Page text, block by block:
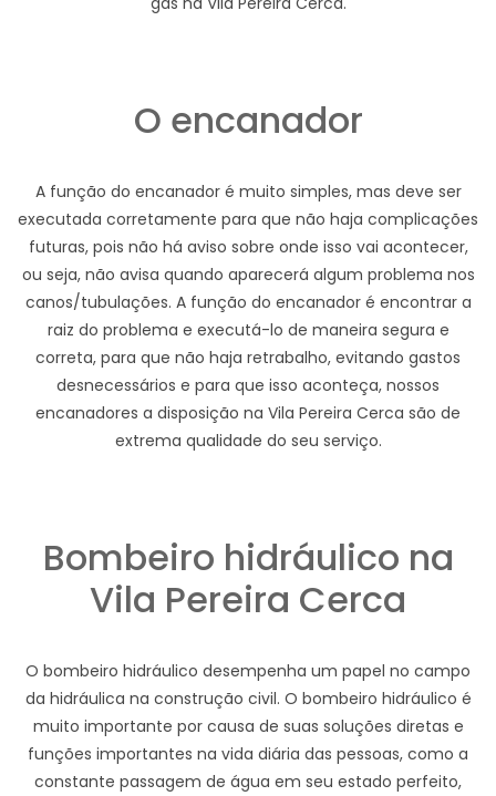
O encanador
A função do encanador é muito simples, mas deve ser
executada corretamente para que não haja complicações
futuras, pois não há aviso sobre onde isso vai acontecer,
ou seja, não avisa quando aparecerá algum problema nos
canos/tubulações. A função do encanador é encontrar a
raiz do problema e executá-lo de maneira segura e
correta, para que não haja retrabalho, evitando gastos
desnecessários e para que isso aconteça, nossos
encanadores a disposição na Vila Pereira Cerca são de
extrema qualidade do seu serviço.
Bombeiro hidráulico na
Vila Pereira Cerca
O bombeiro hidráulico desempenha um papel no campo
da hidráulica na construção civil. O bombeiro hidráulico é
muito importante por causa de suas soluções diretas e
funções importantes na vida diária das pessoas, como a
constante passagem de água em seu estado perfeito,